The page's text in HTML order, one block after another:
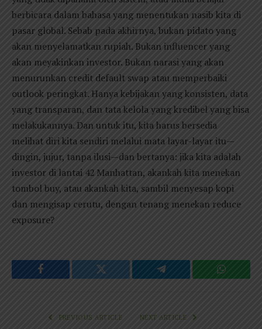
berbicara dalam bahasa yang menentukan nasib kita di
pasar global. Sebab pada akhirnya, bukan pidato yang
akan menyelamatkan rupiah. Bukan influencer yang
akan meyakinkan investor. Bukan narasi yang akan
menurunkan credit default swap atau memperbaiki
outlook peringkat. Hanya kebijakan yang konsisten, data
yang transparan, dan tata kelola yang kredibel yang bisa
melakukannya. Dan untuk itu, kita harus bersedia
melihat diri kita sendiri melalui mata layar-layar itu—
dingin, jujur, tanpa ilusi—dan bertanya: jika kita adalah
investor di lantai 42 Manhattan, akankah kita menekan
tombol buy, atau akankah kita, sambil menyesap kopi
dan mengisap cerutu, dengan tenang menekan reduce
exposure?
Facebook Twitter Telegram
PREVIOUS ARTICLE NEXT ARTICLE